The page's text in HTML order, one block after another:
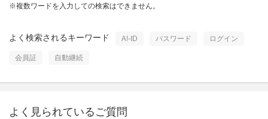
※複数ワードを入力しての検索はできません。
よく検索されるキーワード A!-ID パスワード ログイン
会員証 自動継続
よく見られているご質問